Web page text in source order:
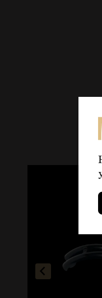
È possibile
Premere per